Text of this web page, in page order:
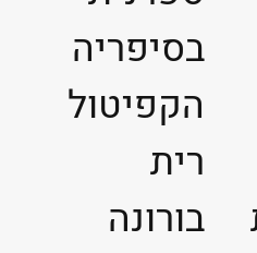
בסיפריה
הקפיטול
רית
בורונה